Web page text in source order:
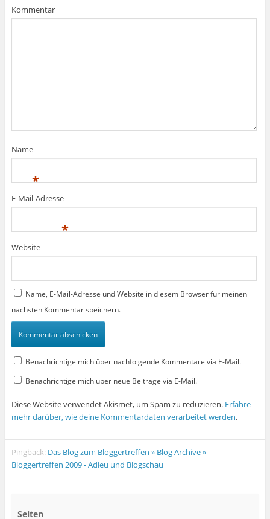
Kommentar
Name
*
E-Mail-Adresse
*
Website
Name, E-Mail-Adresse und Website in diesem Browser für meinen
nächsten Kommentar speichern.
Benachrichtige mich über nachfolgende Kommentare via E-Mail.
Benachrichtige mich über neue Beiträge via E-Mail.
Diese Website verwendet Akismet, um Spam zu reduzieren. Erfahre
mehr darüber, wie deine Kommentardaten verarbeitet werden.
Pingback: Das Blog zum Bloggertreffen » Blog Archive »
Bloggertreffen 2009 - Adieu und Blogschau
Seiten